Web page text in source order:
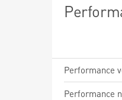
Performance
Performance